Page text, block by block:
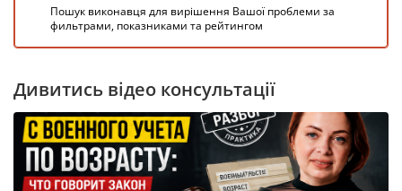
Пошук виконавця для вирішення Вашої проблеми за
фильтрами, показниками та рейтингом
Дивитись відео консультації